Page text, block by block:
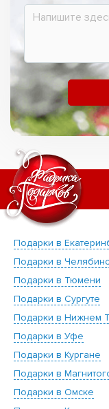
Подарки в
Подарки в
Подарки в Тюмени
Подарки в Сургуте
Подарки в Нижнем
Подарки в Уфе
Подарки в Кургане
Подарки в
Подарки в Омске